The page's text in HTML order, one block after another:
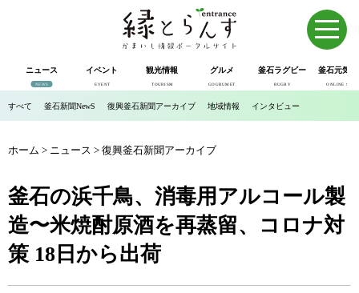
ニュース
NEWS
イベント
EVENT
観光情報
TOURISM
グルメ
GOURUMET
釜石ラグビー
RUGBY
釜石元気
ONLINE SHOP
すべて 釜石新聞NewS 復興釜石新聞アーカイブ 地域情報 インタビュー
ホーム > ニュース > 復興釜石新聞アーカイブ
釜石の浜千鳥、消毒用アルコール製
造〜米焼酎原酒を再蒸留、コロナ対
策 18日から出荷